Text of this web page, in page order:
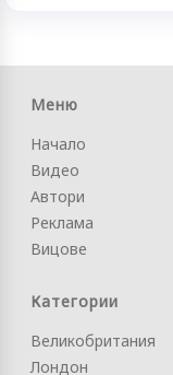
Меню
Начало
Видео
Автори
Реклама
Вицове
Категории
Великобритания
Лондон